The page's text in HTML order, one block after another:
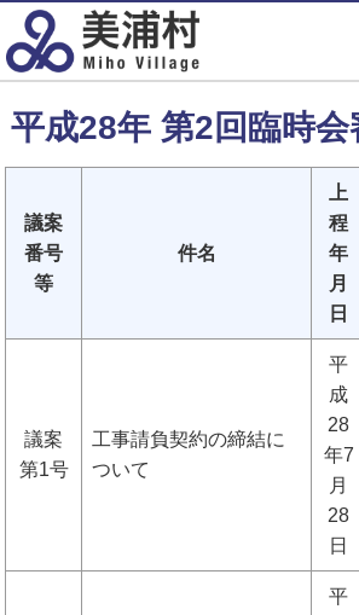
平成28年 第2回臨時会
議案
番号
等
件名
上
程
年
月
日
議案
第1号
工事請負契約の締結に
ついて
平
成
28
年7
月
28
日
平